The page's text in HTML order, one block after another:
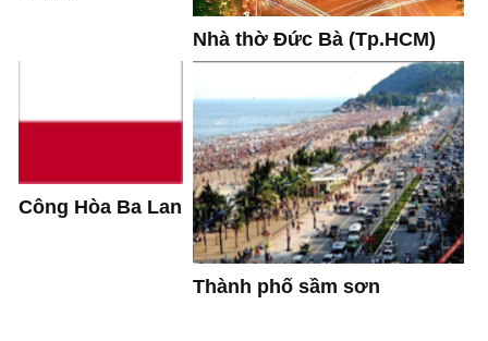
Nhà thờ Đức Bà (Tp.HCM)
Công Hòa Ba Lan
Thành phố sầm sơn